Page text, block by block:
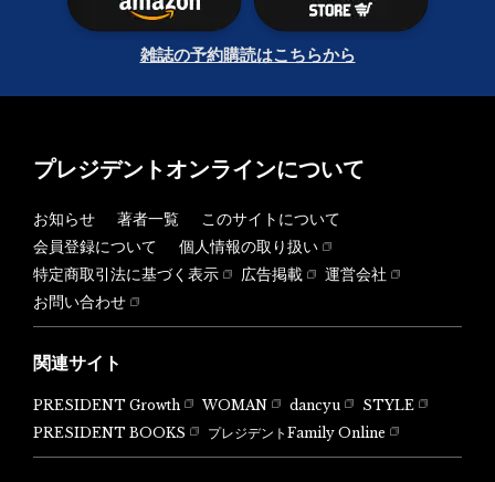
雑誌の予約購読はこちらから
プレジデントオンラインについて
お知らせ 著者一覧
このサイトについて
会員登録について
個人情報の取り扱い
特定商取引法に基づく表示
広告掲載
運営会社
お問い合わせ
関連サイト
PRESIDENT Growth WOMAN dancyu
STYLE
PRESIDENT BOOKS
プレジデントFamily Online